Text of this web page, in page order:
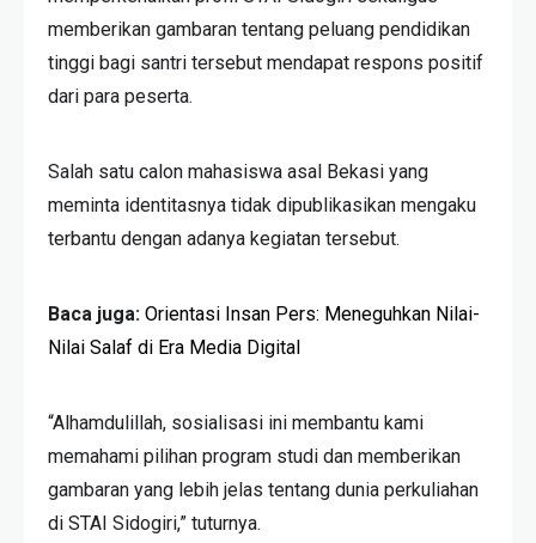
memberikan gambaran tentang peluang pendidikan
tinggi bagi santri tersebut mendapat respons positif
dari para peserta.
Salah satu calon mahasiswa asal Bekasi yang
meminta identitasnya tidak dipublikasikan mengaku
terbantu dengan adanya kegiatan tersebut.
Baca juga: Orientasi Insan Pers: Meneguhkan Nilai-
Nilai Salaf di Era Media Digital
“Alhamdulillah, sosialisasi ini membantu kami
memahami pilihan program studi dan memberikan
gambaran yang lebih jelas tentang dunia perkuliahan
di STAI Sidogiri,” tuturnya.